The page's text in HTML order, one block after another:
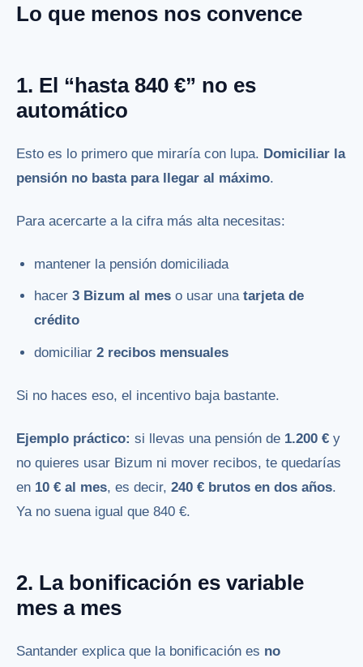
Lo que menos nos convence
1. El “hasta 840 €” no es
automático
Esto es lo primero que miraría con lupa. Domiciliar la
pensión no basta para llegar al máximo.
Para acercarte a la cifra más alta necesitas:
mantener la pensión domiciliada
hacer3 Bizum al mes o usar unatarjeta de
crédito
domiciliar2 recibos mensuales
Si no haces eso, el incentivo baja bastante.
Ejemplo práctico: si llevas una pensión de 1.200 € y
no quieres usar Bizum ni mover recibos, te quedarías
en 10 € al mes, es decir, 240 € brutos en dos años.
Ya no suena igual que 840 €.
2. La bonificación es variable
mes a mes
Santander explica que la bonificación es no